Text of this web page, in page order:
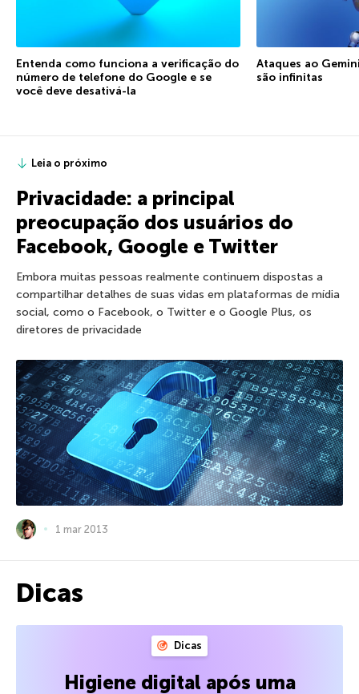
Entenda como funciona a verificação do
número de telefone do Google e se
você deve desativá-la
Ataques ao
são infinitas
Leia o próximo
Privacidade: a principal
preocupação dos usuários do
Facebook, Google e Twitter
Embora muitas pessoas realmente continuem dispostas a
compartilhar detalhes de suas vidas em plataformas de mídia
social, como o Facebook, o Twitter e o Google Plus, os
diretores de privacidade
1 mar 2013
Dicas
Dicas
Higiene digital após uma